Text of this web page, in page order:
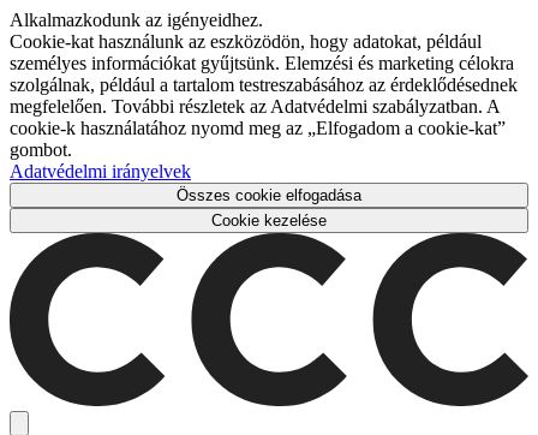
Alkalmazkodunk az igényeidhez.
Cookie-kat használunk az eszközödön, hogy adatokat, például
személyes információkat gyűjtsünk. Elemzési és marketing célokra
szolgálnak, például a tartalom testreszabásához az érdeklődésednek
megfelelően. További részletek az Adatvédelmi szabályzatban. A
cookie-k használatához nyomd meg az „Elfogadom a cookie-kat”
gombot.
Adatvédelmi irányelvek
Összes cookie elfogadása
Cookie kezelése